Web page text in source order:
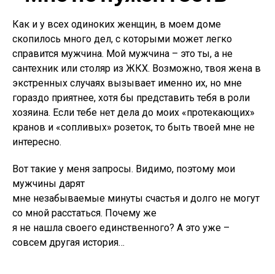
Как и у всех одиноких женщин, в моем доме
скопилось много дел, с которыми может легко
справится мужчина. Мой мужчина – это ты, а не
сантехник или столяр из ЖКХ. Возможно, твоя жена в
экстренных случаях вызывает именно их, но мне
гораздо приятнее, хотя бы представить тебя в роли
хозяина. Если тебе нет дела до моих «протекающих»
кранов и «сопливых» розеток, то быть твоей мне не
интересно.
Вот такие у меня запросы. Видимо, поэтому мои
мужчины дарят
мне незабываемые минуты счастья и долго не могут
со мной расстаться. Почему же
я не нашла своего единственного? А это уже –
совсем другая история…